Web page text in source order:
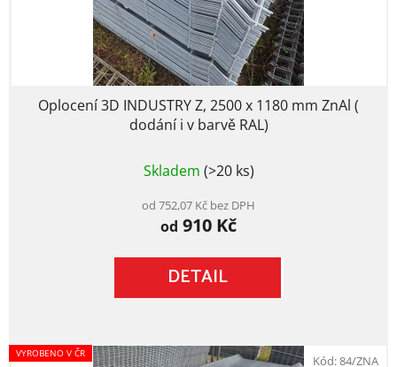
Oplocení 3D INDUSTRY Z, 2500 x 1180 mm ZnAl (
dodání i v barvě RAL)
hodnocení
je
5,0
5
hvězdiček.
Skladem (>20 ks)
od 752,07 Kč bez DPH
od 910 Kč
DETAIL
VYROBENO V ČR Kód:84/ZNA